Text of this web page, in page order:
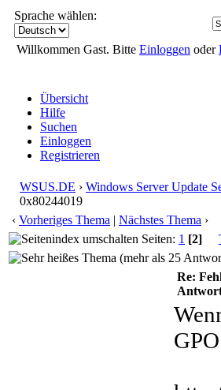
Sprache wählen:
Willkommen Gast. Bitte Einloggen oder
Übersicht
Hilfe
Suchen
Einloggen
Registrieren
WSUS.DE › Windows Server Update
0x80244019
‹ Vorheriges Thema | Nächstes Thema ›
Seiten: 1 [2]
Re: